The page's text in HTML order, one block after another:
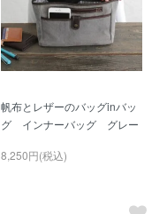
帆布とレザーのバッグinバッ
グ インナーバッグ グレー
8,250円(税込)